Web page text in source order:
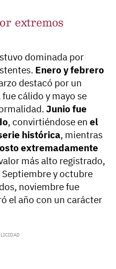
extremos
dominada por
Enero y febrero
destacó por un
fue cálido y mayo se
Junio fue
, convirtiéndose en el
histórica, mientras
extremadamente
más alto registrado,
y octubre
noviembre fue
el año con un carácter